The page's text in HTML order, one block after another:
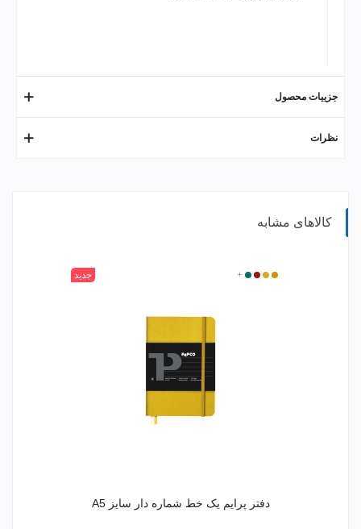
جزییات محصول
نظرات
کالاهای مشابه
315
400
520
601
+ جدید
دفتر پرایم یک خط شماره دار سایز A5